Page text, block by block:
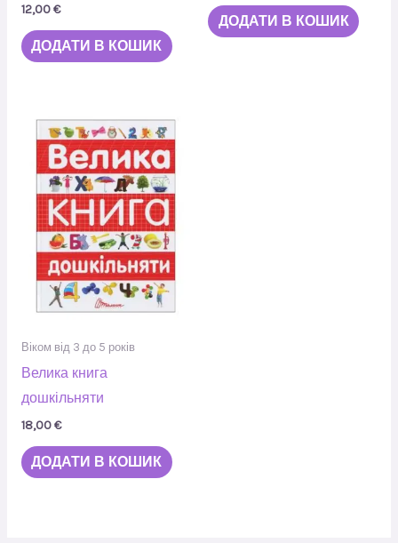
12,00€
ДОДАТИ В КОШИК
ДОДАТИ В КОШИК
Віком від 3 до 5 років
Велика книга
дошкільняти
18,00€
ДОДАТИ В КОШИК